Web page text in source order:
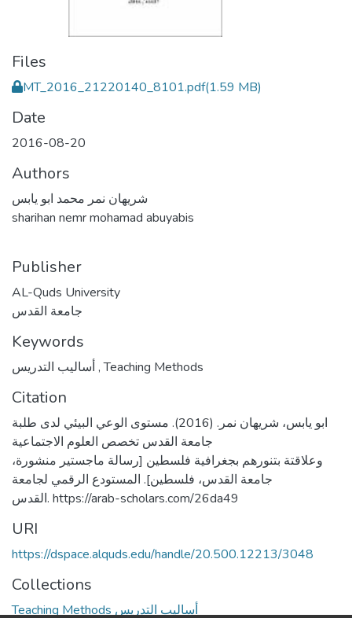
Files
MT_2016_21220140_8101.pdf(1.59 MB)
Date
2016-08-20
Authors
شريهان نمر محمد ابو يابس
sharihan nemr mohamad abuyabis
Publisher
AL-Quds University
جامعة القدس
Keywords
,Teaching Methods
Citation
ابو يابس، شريهان نمر. (2016). مستوى الوعي البيئي لدى طلبة
جامعة القدس تخصص العلوم الاجتماعية
وعلاقتة بتنورهم بجغرافية فلسطين [رسالة ماجستير منشورة،
جامعة القدس، فلسطين]. المستودع الرقمي لجامعة
القدس. https://arab-scholars.com/26da49
URI
https://dspace.alquds.edu/handle/20.500.12213/3048
Collections
Teaching Methods أساليب التدريس